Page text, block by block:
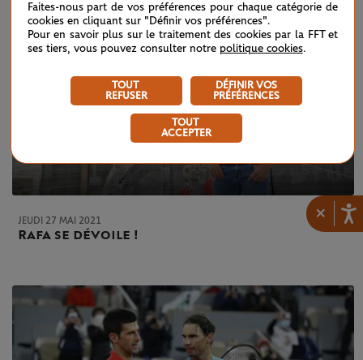
×
JEUDI 27 MAI 2021
Rafa se dévoile !
Faites-nous part de vos préférences pour chaque catégorie de
cookies en cliquant sur "Définir vos préférences".
Pour en savoir plus sur le traitement des cookies par la FFT et
ses tiers, vous pouvez consulter notre politique cookies.
TOUT
REFUSER
DÉFINIR VOS
PRÉFÉRENCES
TOUT
ACCEPTER